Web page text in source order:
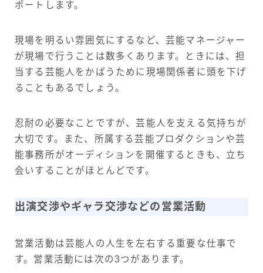
ポートします。
現場を明るい雰囲気にするなど、芸能マネージャー
が現場で行うことは数多くあります。ときには、担
当する芸能人をかばうために現場関係者に頭を下げ
ることもあるでしょう。
忍耐の必要なことですが、芸能人を支える気持ちが
大切です。また、所属する芸能プロダクションや芸
能事務所がオーディションを開催するときも、立ち
会いすることがほとんどです。
出演交渉やギャラ交渉などの営業活動
営業活動は芸能人の人生を左右する重要な仕事で
す。営業活動には次の3つがあります。